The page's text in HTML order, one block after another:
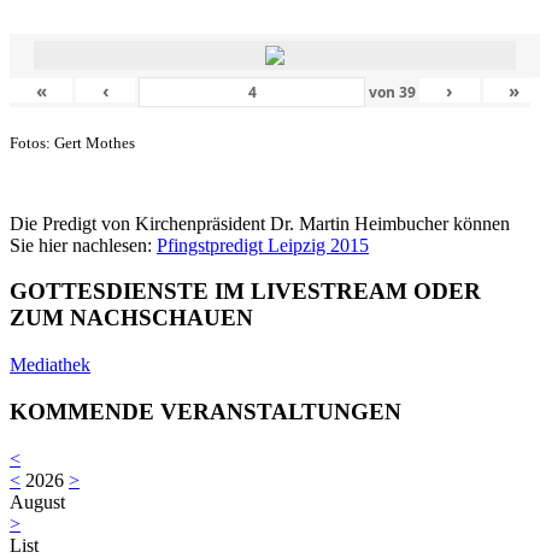
« ‹ von39 › »
Fotos: Gert Mothes
Die Predigt von Kirchenpräsident Dr. Martin Heimbucher können
Sie hier nachlesen: Pfingstpredigt Leipzig 2015
GOTTESDIENSTE IM LIVESTREAM ODER
ZUM NACHSCHAUEN
Mediathek
KOMMENDE VERANSTALTUNGEN
<
< 2026 >
August
>
List